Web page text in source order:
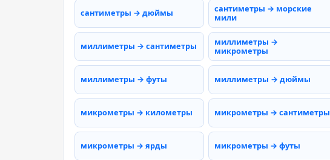
сантиметры → дюймы
сантиметры → морские
мили
миллиметры → сантиметры
миллиметры →
микрометры
миллиметры → футы миллиметры → дюймы
микрометры → километры микрометры → сантиметры
микрометры → ярды микрометры → футы